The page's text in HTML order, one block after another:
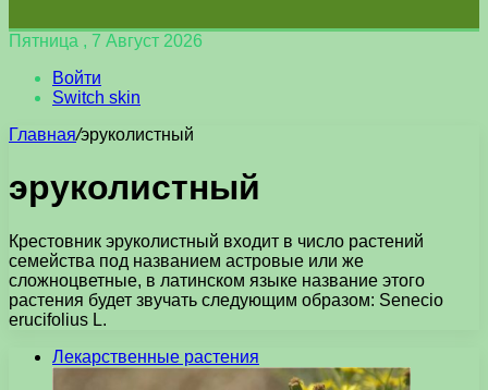
Пятница , 7 Август 2026
Войти
Switch skin
Главная/эруколистный
эруколистный
Крестовник эруколистный входит в число растений
семейства под названием астровые или же
сложноцветные, в латинском языке название этого
растения будет звучать следующим образом: Senecio
erucifolius L.
Лекарственные растения